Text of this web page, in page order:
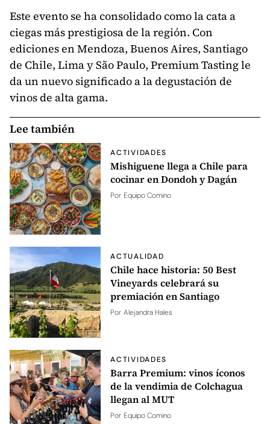
Este evento se ha consolidado como la cata a
ciegas más prestigiosa de la región. Con
ediciones en Mendoza, Buenos Aires, Santiago
de Chile, Lima y São Paulo, Premium Tasting le
da un nuevo significado a la degustación de
vinos de alta gama.
Lee también
ACTIVIDADES
Mishiguene llega a Chile para
cocinar en Dondoh y Dagán
Por Equipo Comino
ACTUALIDAD
Chile hace historia: 50 Best
Vineyards celebrará su
premiación en Santiago
Por Alejandra Hales
ACTIVIDADES
Barra Premium: vinos íconos
de la vendimia de Colchagua
llegan al MUT
Por Equipo Comino